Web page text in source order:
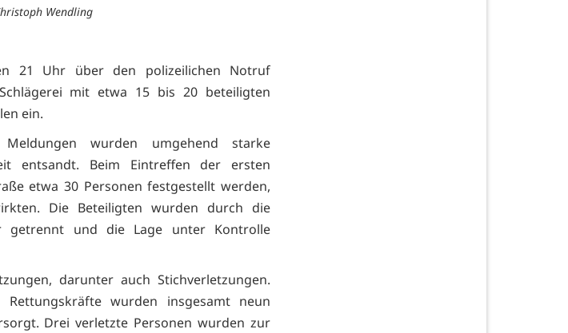
Wendling
21 Uhr über den polizeilichen Notruf
mit etwa 15 bis 20 beteiligten
ein.
wurden umgehend starke
entsandt. Beim Eintreffen der ersten
etwa 30 Personen festgestellt werden,
Die Beteiligten wurden durch die
getrennt und die Lage unter Kontrolle
darunter auch Stichverletzungen.
wurden insgesamt neun
Drei verletzte Personen wurden zur